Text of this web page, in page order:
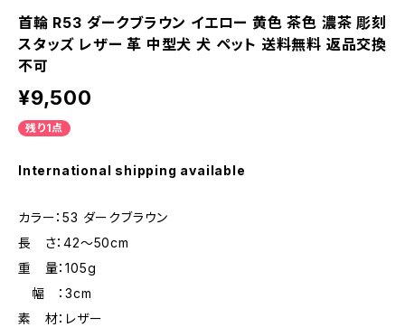
首輪 R53 ダークブラウン イエロー 黄色 茶色 濃茶 彫刻
スタッズ レザー 革 中型犬 犬 ペット 送料無料 返品交換
不可
¥9,500
残り1点
International shipping available
カラー：53 ダークブラウン
長 さ：42～50cm
重 量：105g
幅 ：3cm
素 材：レザー